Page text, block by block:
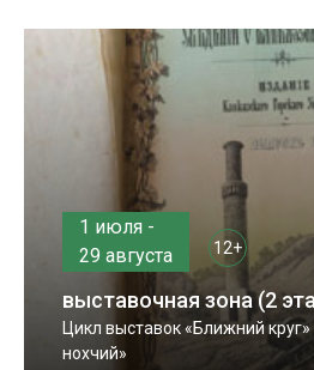
1 июля -
29 августа
12+
выставочная зона (2
Цикл выставок «Ближний
нохчий»